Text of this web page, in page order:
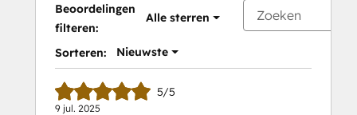
Beoordelingen
filteren:
Alle sterren
Sorteren: Nieuwste
5/5
9 jul. 2025